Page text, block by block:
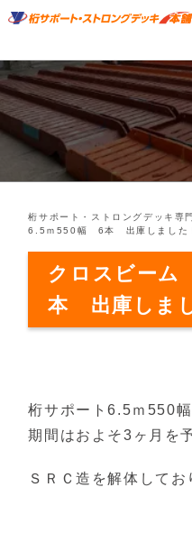
桁サポート・ストロングデッキ専
6.5ｍ550幅 6本 出庫しました
クロスビー
本 出庫しま
桁サポート6.5ｍ550
期間はおよそ3ヶ月を
ＳＲＣ造を解体してお